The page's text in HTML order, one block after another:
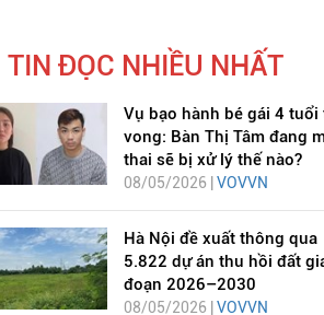
TIN ĐỌC NHIỀU NHẤT
Vụ bạo hành bé gái 4 tuổi
vong: Bàn Thị Tâm đang
thai sẽ bị xử lý thế nào?
08/05/2026 | VOVVN
Hà Nội đề xuất thông qua
5.822 dự án thu hồi đất
đoạn 2026–2030
08/05/2026 | VOVVN